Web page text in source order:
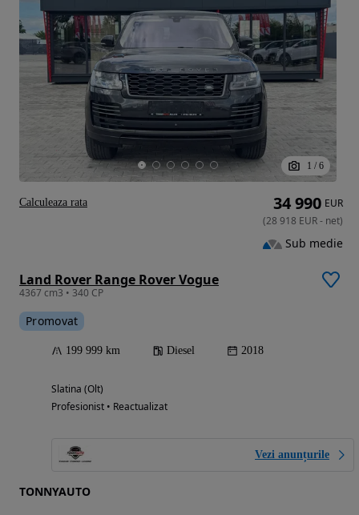
1 / 6
Land Rover Range Rover Vogue
4367 cm3 • 340 CP
Promovat
199 999 km Diesel 2018
Slatina (Olt)
Profesionist • Reactualizat
Vezi anunțurile
TONNYAUTO
34 990 EUR
(28 918 EUR- net)
Sub medie
Calculeaza rata